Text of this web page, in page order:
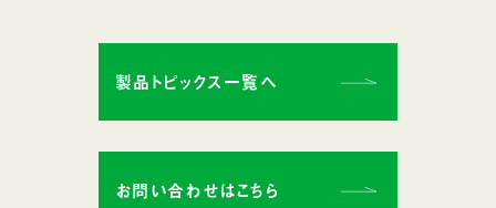
製品トピックス一覧へ
お問い合わせはこちら